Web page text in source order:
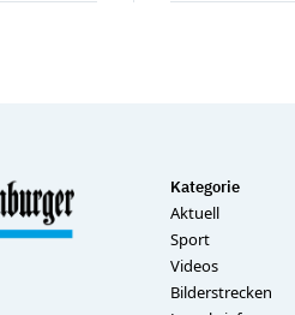
Kategorie
Aktuell
Sport
Videos
Bilderstrecken